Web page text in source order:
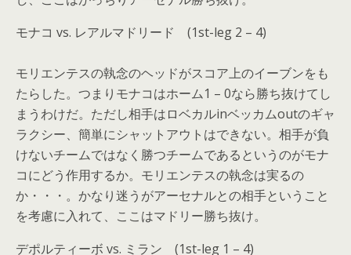
モナコ vs. レアルマドリード (1st-leg 2 – 4)
モリエンテスの執念のヘッドがスコア上のイーブンをも
たらした。つまりモナコはホーム1 – 0なら勝ち抜けてし
まうわけだ。ただし相手はロベカルinベッカムoutのギャ
ラクシー、簡単にシャットアウトはできない。相手が負
けないチームではなく勝つチームであるというのがモナ
コにどう作用するか。モリエンテスの執念は実るの
か・・・。かなり迷うがアーセナルとの相手ということ
を考慮に入れて、ここはマドリー勝ち抜け。
デポルティーボ vs. ミラン (1st-leg 1 – 4)